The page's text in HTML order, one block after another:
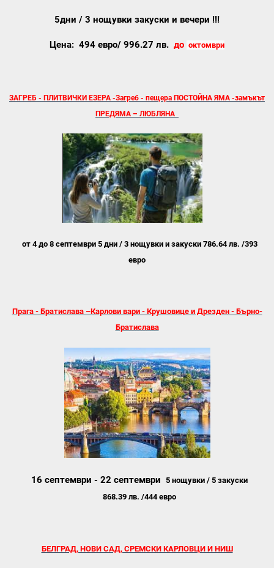
5дни / 3 нощувки закуски и вечери !!!
Цена: 494 евро/ 996.27 лв. до октомври
ЗАГРЕБ - ПЛИТВИЧКИ ЕЗЕРА -Загреб - пещера ПОСТОЙНА ЯМА -замъкът
ПРЕДЯМА – ЛЮБЛЯНА
от 4 до 8 септември 5 дни / 3 нощувки и закуски 786.64 лв. /393
евро
Прага - Братислава –Карлови вари - Крушовице и Дрезден - Бърно-
Братислава
16 септември - 22 септември 5 нощувки / 5 закуски
868.39 лв. /444 евро
БЕЛГРАД, НОВИ САД, СРЕМСКИ КАРЛОВЦИ И НИШ